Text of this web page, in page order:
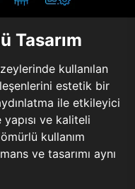
Tasarım
kullanılan
estetik bir
ile etkileyici
ve kaliteli
kullanım
ve tasarımı aynı